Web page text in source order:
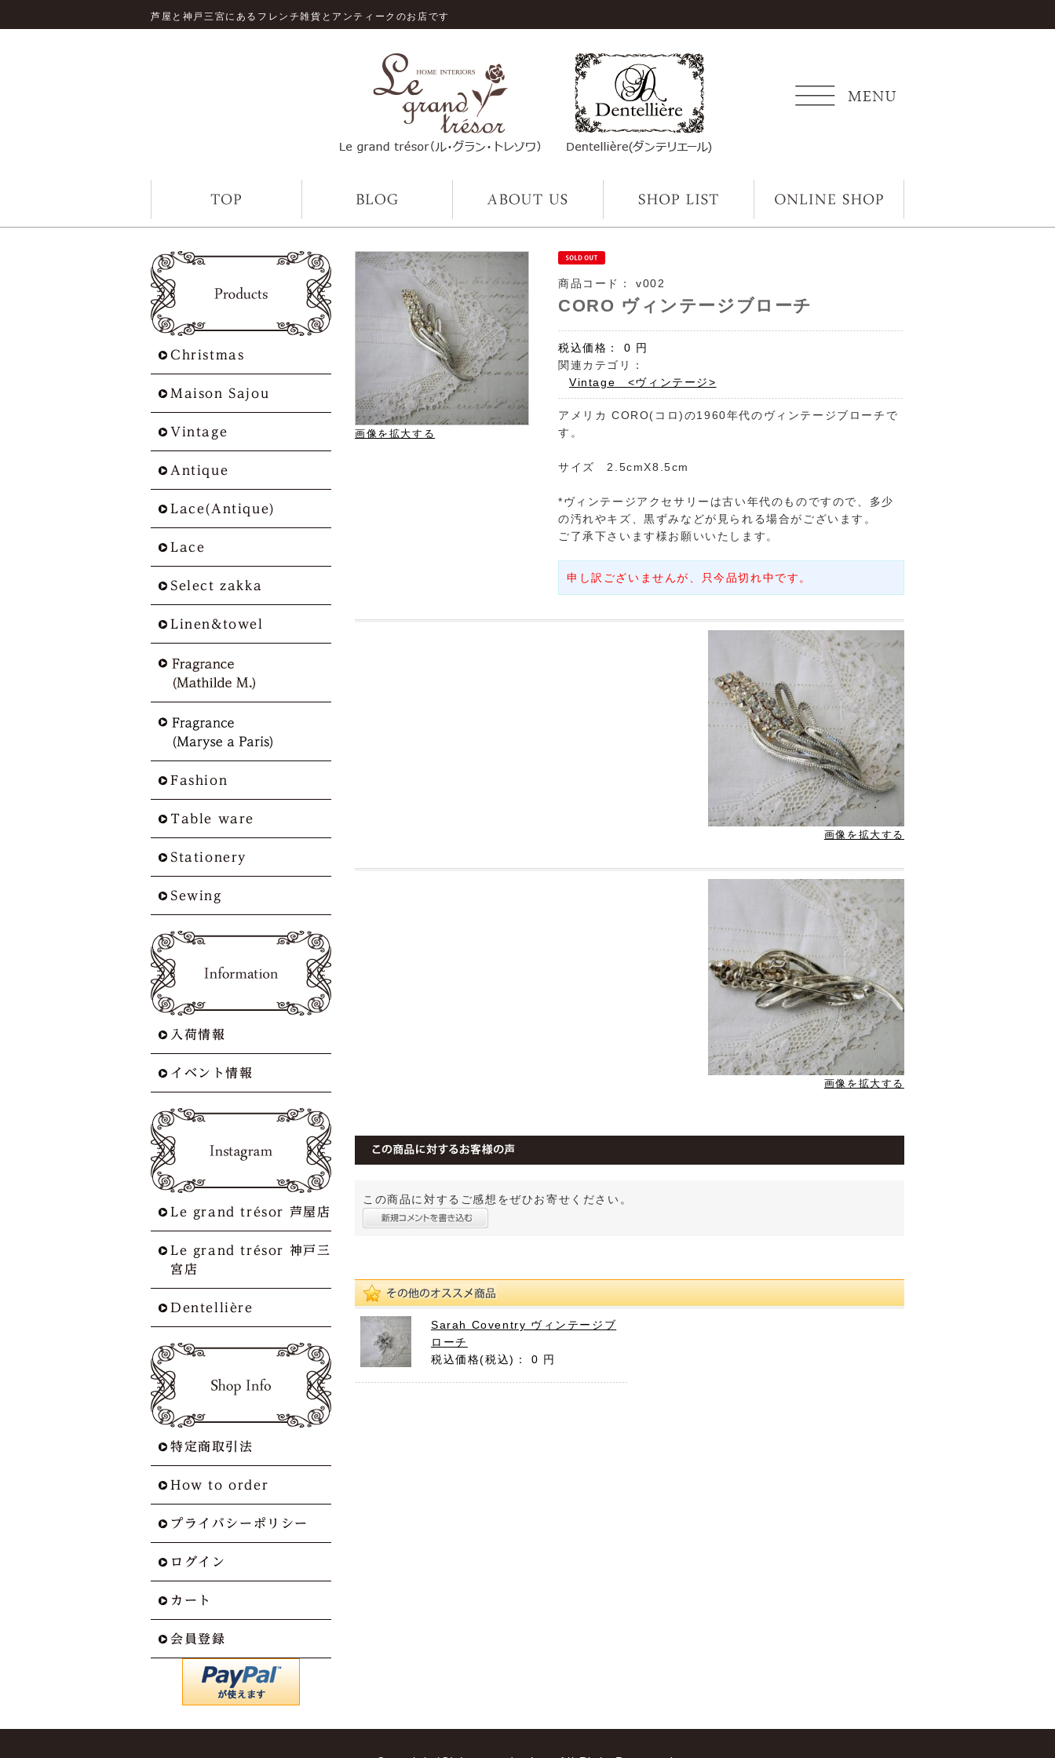
芦屋と神戸三宮にあるフレンチ雑貨とアンティークのお店です
Christmas
Maison Sajou
Vintage
Antique
Lace(Antique)
Lace
Select zakka
Linen&towel
Fashion
Table ware
Stationery
Sewing
入荷情報
イベント情報
Le grand trésor 芦屋店
Le grand trésor 神戸三
宮店
Dentellière
特定商取引法
How to order
プライバシーポリシー
ログイン
カート
会員登録
画像を拡大する
商品コード： v002
CORO ヴィンテージブローチ
税込価格： 0 円
関連カテゴリ：
Vintage <ヴィンテージ>
アメリカ CORO(コロ)の1960年代のヴィンテージブローチで
す。
サイズ 2.5cmX8.5cm
*ヴィンテージアクセサリーは古い年代のものですので、多少
の汚れやキズ、黒ずみなどが見られる場合がございます。
ご了承下さいます様お願いいたします。
申し訳ございませんが、只今品切れ中です。
画像を拡大する
画像を拡大する
この商品に対するご感想をぜひお寄せください。
Sarah Coventry ヴィンテージブ
ローチ
税込価格(税込)：
0 円